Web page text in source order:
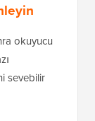
okuyucu
sevebilir